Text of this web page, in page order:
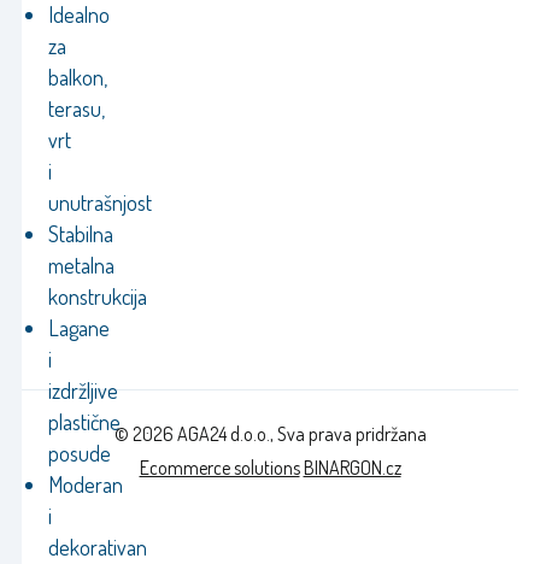
Idealno
za
balkon,
terasu,
vrt
i
unutrašnjost
Stabilna
metalna
konstrukcija
Lagane
i
izdržljive
plastične
posude
Moderan
i
dekorativan
© 2026 AGA24 d.o.o., Sva prava pridržana
Ecommerce solutionsBINARGON.cz